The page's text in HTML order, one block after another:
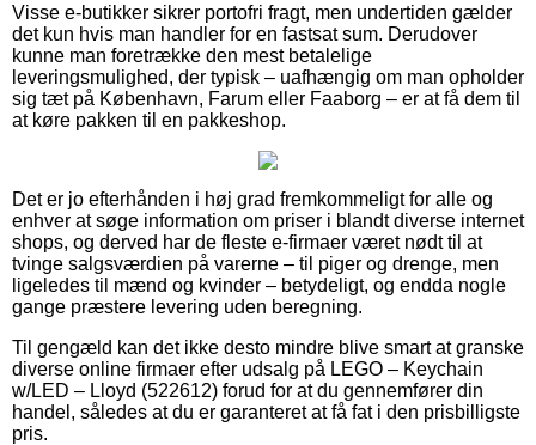
Visse e-butikker sikrer portofri fragt, men undertiden gælder
det kun hvis man handler for en fastsat sum. Derudover
kunne man foretrække den mest betalelige
leveringsmulighed, der typisk – uafhængig om man opholder
sig tæt på København, Farum eller Faaborg – er at få dem til
at køre pakken til en pakkeshop.
Det er jo efterhånden i høj grad fremkommeligt for alle og
enhver at søge information om priser i blandt diverse internet
shops, og derved har de fleste e-firmaer været nødt til at
tvinge salgsværdien på varerne – til piger og drenge, men
ligeledes til mænd og kvinder – betydeligt, og endda nogle
gange præstere levering uden beregning.
Til gengæld kan det ikke desto mindre blive smart at granske
diverse online firmaer efter udsalg på LEGO – Keychain
w/LED – Lloyd (522612) forud for at du gennemfører din
handel, således at du er garanteret at få fat i den prisbilligste
pris.